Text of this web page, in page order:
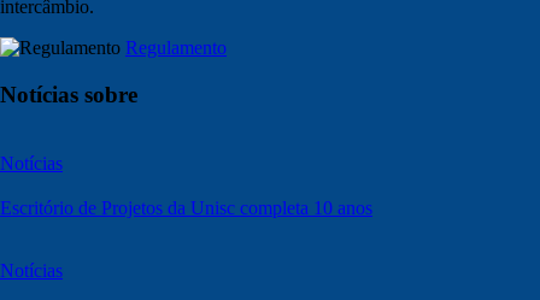
intercâmbio.
Regulamento
Notícias sobre
Notícias
Escritório de Projetos da Unisc completa 10 anos
Notícias